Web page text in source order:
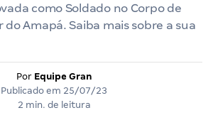
como Soldado no Corpo de
Amapá. Saiba mais sobre a sua
Por Equipe Gran
Publicado em 25/07/23
2 min. de leitura